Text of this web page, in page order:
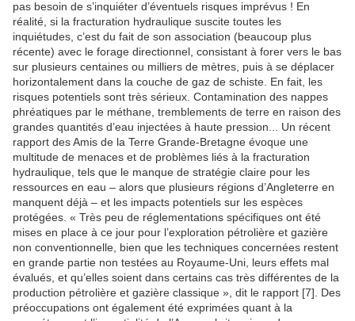
pas besoin de s’inquiéter d’éventuels risques imprévus ! En
réalité, si la fracturation hydraulique suscite toutes les
inquiétudes, c’est du fait de son association (beaucoup plus
récente) avec le forage directionnel, consistant à forer vers le bas
sur plusieurs centaines ou milliers de mètres, puis à se déplacer
horizontalement dans la couche de gaz de schiste. En fait, les
risques potentiels sont très sérieux. Contamination des nappes
phréatiques par le méthane, tremblements de terre en raison des
grandes quantités d’eau injectées à haute pression... Un récent
rapport des Amis de la Terre Grande-Bretagne évoque une
multitude de menaces et de problèmes liés à la fracturation
hydraulique, tels que le manque de stratégie claire pour les
ressources en eau – alors que plusieurs régions d’Angleterre en
manquent déjà – et les impacts potentiels sur les espèces
protégées. « Très peu de réglementations spécifiques ont été
mises en place à ce jour pour l’exploration pétrolière et gazière
non conventionnelle, bien que les techniques concernées restent
en grande partie non testées au Royaume-Uni, leurs effets mal
évalués, et qu’elles soient dans certains cas très différentes de la
production pétrolière et gazière classique », dit le rapport [7]. Des
préoccupations ont également été exprimées quant à la